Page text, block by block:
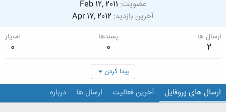
عضویت Feb 12, 2011
آخرین بازدید Apr 17, 2012
ارسال ها
2
پسندها
0
امتیاز
0
پیدا کردن
ارسال های پروفایل آخرین فعالیت ارسال ها درباره